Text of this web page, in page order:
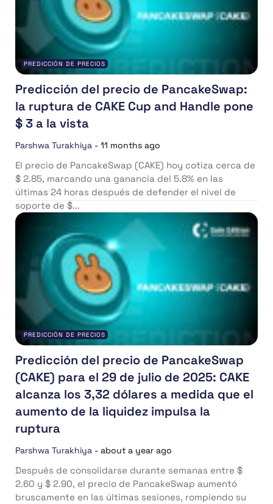
PREDICCIÓN DE PRECIOS
Predicción del precio de PancakeSwap:
la ruptura de CAKE Cup and Handle pone
$ 3 a la vista
Parshwa Turakhiya - 11 months ago
El precio de PancakeSwap (CAKE) hoy cotiza cerca de
$ 2.85, marcando una ganancia del 5.8% en las
últimas 24 horas después de defender el nivel de
soporte de $...
PREDICCIÓN DE PRECIOS
Predicción del precio de PancakeSwap
(CAKE) para el 29 de julio de 2025: CAKE
alcanza los 3,32 dólares a medida que el
aumento de la liquidez impulsa la
ruptura
Parshwa Turakhiya - about a year ago
Después de consolidarse durante semanas entre $
2.60 y $ 2.90, el precio de PancakeSwap aumentó
bruscamente en las últimas sesiones, rompiendo su